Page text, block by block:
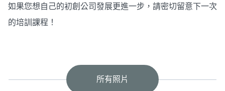
如果您想自己的初創公司發展更進一步，請密切留意下一次
的培訓課程！
所有照片